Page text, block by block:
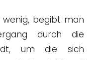
begibt man
durch die
um die sich